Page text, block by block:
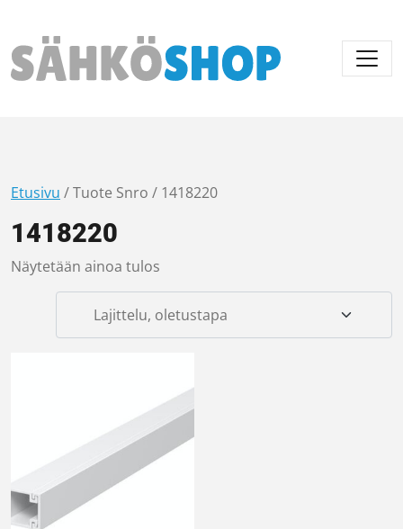
Päävalikko
Etusivu / Tuote Snro / 1418220
1418220
Näytetään ainoa tulos